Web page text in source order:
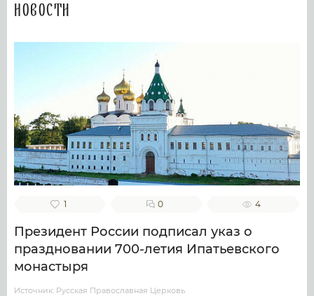
Новости
1 0 4
Президент России подписал указ о
праздновании 700-летия Ипатьевского
монастыря
Источник: Русская Православная Церковь